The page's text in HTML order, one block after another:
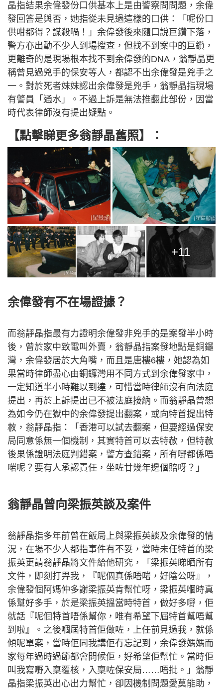
晶指結果余偉發份口供基本上是由警察問問題，余偉
發回答是與否，她指從未見過這樣的口供：「呢份口
供咁都得？謀殺喎！」余偉發後來隨口說巨鑽下落，
警方亦出動不少人到場搜查，但找不到案中的巨鑽，
更離奇的是現場根本找不到余偉發的DNA，翁靜晶更
稱曾見過兇手的保安等人，都認不出余偉發是兇手之
一。對於死者妹妹認出余偉發是兇手，翁靜晶指現場
有警員「通水」。不過上訴是無法推翻此部份，因當
時代表律師沒有提出疑點。
【點擊睇更多翁靜晶舊照】：
+11
余偉發有不在場證據？
而翁靜晶指最有力證明余偉發非兇手的是案發半小時
後，曾於家中致電叫外賣，翁靜晶指案發地點是銅鑼
灣，余偉發居於大角嘴，而且是唐樓6樓，她認為如
果當時律師盡心由銅鑼灣用不同方式到余偉發家中，
一定知道半小時難以到達，可惜當時律師沒有向法庭
提出，再於上訴提出已不被法庭接納。而翁靜晶曾想
為如今仍在獄中的余偉發提出翻案，或向特首提出特
赦，翁靜晶指：「香港可以試去翻案，但要經過保安
局同意係無一個機制，其實特首可以去特赦，但特赦
後果係證明法庭判錯案，警方查錯案，所有嘢都係唔
啱呢？要有人承認責任，坐咗廿幾年邊個賠呀？」
翁靜晶曾向梁振英談及案件
翁靜晶指多年前曾在飯局上與梁振英談及余偉發的情
況，在場不少人都指事件有不妥，當時未任特首的梁
振英更請翁靜晶將文件給他研究，「梁振英睇晒所有
文件，即刻打畀我，『呢個真係唔啱，好陰公呀』，
余偉發個阿媽仲多謝梁振英肯幫忙呀，梁振英嗰時真
係幫好多手，於是梁振英搵當時特首，做好多嘢，佢
就話『呢個特首唔係幫你，唯有希望下屆特首幫唔幫
到啦』。之後嗰屆特首佢做咗，上任前見過我，就係
傾呢單案，當時佢同我講佢冇忘記到，余偉發媽媽而
家每年過時過節都會問候佢，好希望佢幫忙。當時佢
叫我寫嘢入稟覆核，入稟咗保安局……唔批。」翁靜
晶指梁振英出心出力幫忙，卻因機制問題愛莫能助，